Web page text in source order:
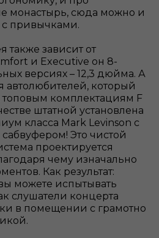
монастырь, сюда можно и
с привычками.
также зависит от
и Executive он 8-
версиях – 12,3 дюйма. А
автолюбителей, который
топовым комплектациям F
штатной установлена
класса Mark Levinson с
Это чистой
проектируется
чему изначально
Как результат:
можете испытывать
слушатели концерта
в помещении с грамотно